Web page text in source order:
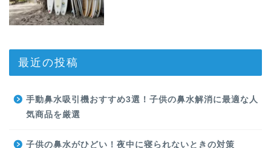
最近の投稿
手動鼻水吸引機おすすめ3選！子供の鼻水解消に最適な人
気商品を厳選
子供の鼻水がひどい！夜中に寝られないときの対策
SURF